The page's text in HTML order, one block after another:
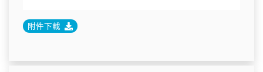
附件下載